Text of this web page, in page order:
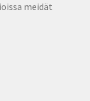
meidät